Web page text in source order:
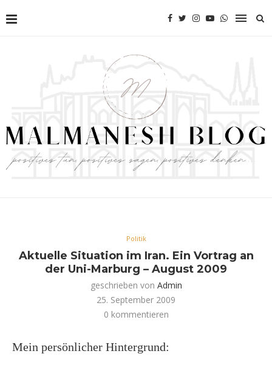
Politik
Aktuelle Situation im Iran. Ein Vortrag an
der Uni-Marburg – August 2009
geschrieben von Admin
25. September 2009
0 kommentieren
Mein persönlicher Hintergrund: